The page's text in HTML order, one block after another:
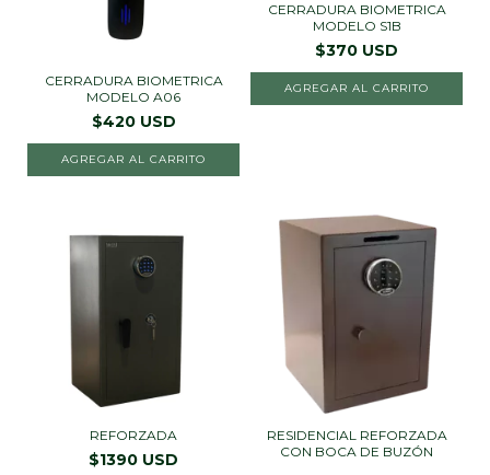
CERRADURA BIOMETRICA
MODELO A06
$420 USD
AGREGAR AL CARRITO
CERRADURA BIOMETRICA
MODELO S1B
$370 USD
AGREGAR AL CARRITO
REFORZADA
$1390 USD
RESIDENCIAL REFORZADA
CON BOCA DE BUZÓN